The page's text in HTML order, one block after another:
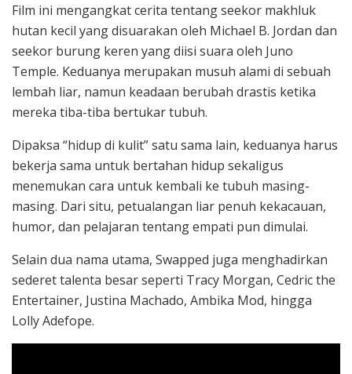
Film ini mengangkat cerita tentang seekor makhluk
hutan kecil yang disuarakan oleh Michael B. Jordan dan
seekor burung keren yang diisi suara oleh Juno
Temple. Keduanya merupakan musuh alami di sebuah
lembah liar, namun keadaan berubah drastis ketika
mereka tiba-tiba bertukar tubuh.
Dipaksa “hidup di kulit” satu sama lain, keduanya harus
bekerja sama untuk bertahan hidup sekaligus
menemukan cara untuk kembali ke tubuh masing-
masing. Dari situ, petualangan liar penuh kekacauan,
humor, dan pelajaran tentang empati pun dimulai.
Selain dua nama utama, Swapped juga menghadirkan
sederet talenta besar seperti Tracy Morgan, Cedric the
Entertainer, Justina Machado, Ambika Mod, hingga
Lolly Adefope.